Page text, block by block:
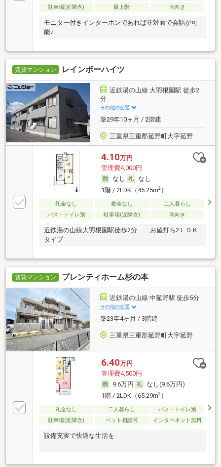
駐車場(近隣含)
最上階 南向き
モニター付きインターホンであれば非対面で会話が可
能♪
賃貸マンション レインボーハイツ
近鉄湯の山線 大羽根園駅 徒歩2
分
その他の交通
築29年10ヶ月 / 2階建
三重県三重郡菰野町大字菰野
4.10万円
管理費4,000円
なし
なし
1階 / 2LDK（45.25m2）
礼金なし 敷金なし
二人暮らし
バス・トイレ別
駐車場(近隣含) 南向き
近鉄湯の山線大羽根園駅徒歩2分 お値打ち2ＬＤＫ
タイプ
賃貸マンション プレンティホーム杉の本
近鉄湯の山線 中菰野駅 徒歩5分
その他の交通
築23年4ヶ月 / 3階建
三重県三重郡菰野町大字菰野
6.40万円
管理費4,500円
9.6万円
なし(9.6万円)
1階 / 2LDK（65.29m2）
礼金なし 二人暮らし
バス・トイレ別
駐車場(近隣含)
ペット相談可 インターネット無料
設備充実で快適な生活を